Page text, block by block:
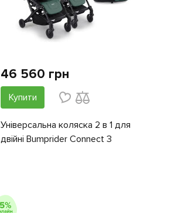
46 560 грн
Купити
Універсальна коляска 2 в 1 для
двійні Bumprider Connect 3